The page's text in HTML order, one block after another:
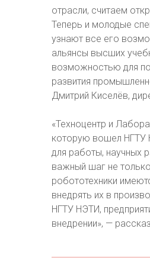
отрасли, считаем
Теперь и молодые
узнают все его
альянсы высших
возможностью для
развития
Дмитрий Киселёв,
«Техноцентр и
которую вошел НГТУ
для работы, научных
важный шаг не
робототехники
внедрять их в
НГТУ НЭТИ,
внедрении», —